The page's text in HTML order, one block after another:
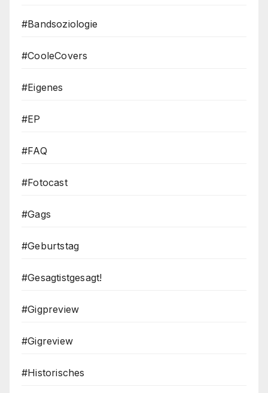
#Bandsoziologie
#CooleCovers
#Eigenes
#EP
#FAQ
#Fotocast
#Gags
#Geburtstag
#Gesagtistgesagt!
#Gigpreview
#Gigreview
#Historisches